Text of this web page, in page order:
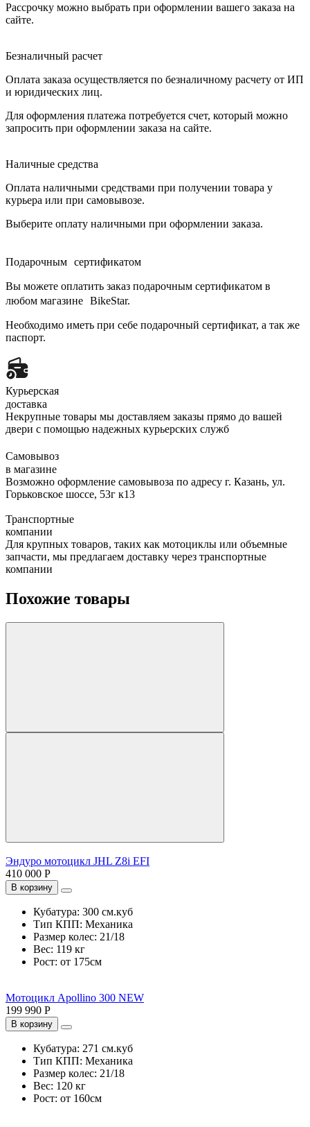
Рассрочку можно выбрать при оформлении вашего заказа на
сайте.
Безналичный расчет
Оплата заказа осуществляется по безналичному расчету от ИП
и юридических лиц.
Для оформления платежа потребуется счет, который можно
запросить при оформлении заказа на сайте.
Наличные средства
Оплата наличными средствами при получении товара у
курьера или при самовывозе.
Выберите оплату наличными при оформлении заказа.
Подарочным сертификатом
Вы можете оплатить заказ подарочным сертификатом в
любом магазине BikeStar.
Необходимо иметь при себе подарочный сертификат, а так же
паспорт.
Курьерская
доставка
Некрупные товары мы доставляем заказы прямо до вашей
двери с помощью надежных курьерских служб
Самовывоз
в магазине
Возможно оформление самовывоза по адресу г. Казань, ул.
Горьковское шоссе, 53г к13
Транспортные
компании
Для крупных товаров, таких как мотоциклы или объемные
запчасти, мы предлагаем доставку через транспортные
компании
Похожие товары
Эндуро мотоцикл JHL Z8i EFI
410 000 Р
В корзину
Кубатура: 300 см.куб
Тип КПП: Механика
Размер колес: 21/18
Вес: 119 кг
Рост: от 175см
Мотоцикл Apollino 300 NEW
199 990 Р
В корзину
Кубатура: 271 см.куб
Тип КПП: Механика
Размер колес: 21/18
Вес: 120 кг
Рост: от 160см